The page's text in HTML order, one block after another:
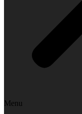
Menu